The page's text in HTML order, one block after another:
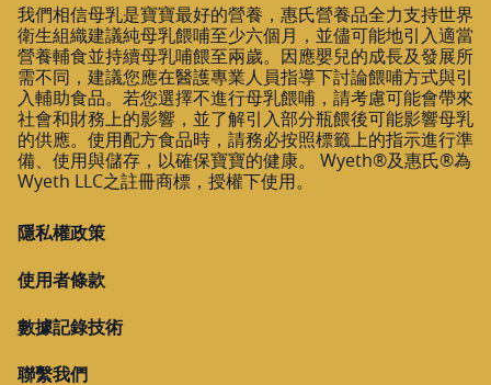
我們相信母乳是寶寶最好的營養，惠氏營養品全力支持世界
衛生組織建議純母乳餵哺至少六個月，並儘可能地引入適當
營養輔食並持續母乳哺餵至兩歲。因應嬰兒的成長及發展所
需不同，建議您應在醫護專業人員指導下討論餵哺方式與引
入輔助食品。若您選擇不進行母乳餵哺，請考慮可能會帶來
社會和財務上的影響，並了解引入部分瓶餵後可能影響母乳
的供應。使用配方食品時，請務必按照標籤上的指示進行準
備、使用與儲存，以確保寶寶的健康。 Wyeth®及惠氏®為
Wyeth LLC之註冊商標，授權下使用。
隱私權政策
使用者條款
數據記錄技術
聯繫我們